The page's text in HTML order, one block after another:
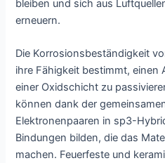
bleiben und sich aus
erneuern.
Die Korrosionsbeständigkeit
ihre Fähigkeit bestimmt, einen
einer Oxidschicht zu
können dank der
Elektronenpaaren in sp3-
Bindungen bilden, die das
machen. Feuerfeste und